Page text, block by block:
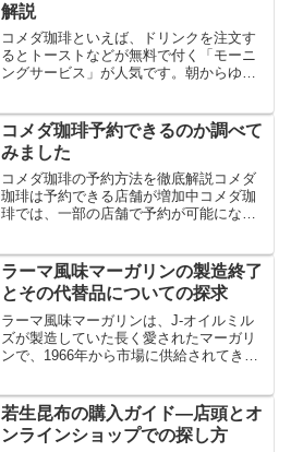
解説
コメダ珈琲といえば、ドリンクを注文す
るとトーストなどが無料で付く「モーニ
ングサービス」が人気です。朝からゆっ
いですよね。そんなコメダモーニングに
ついて、・モーニングは何...
コメダ珈琲予約できるのか調べて
みました
コメダ珈琲の予約方法を徹底解説コメダ
珈琲は予約できる店舗が増加中コメダ珈
琲では、一部の店舗で予約が可能になっ
快適に過ごせます。また、最近ではオン
ラインでの予約が普及し、...
ラーマ風味マーガリンの製造終了
とその代替品についての探求
ラーマ風味マーガリンは、J-オイルミル
ズが製造していた長く愛されたマーガリ
ンで、1966年から市場に供給されてきま
した。この記事では、ラーマ風味マーガ
リンの製造終了...
若生昆布の購入ガイド—店頭とオ
ンラインショップでの探し方